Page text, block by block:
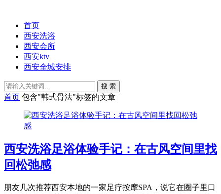
首页
西安洗浴
西安会所
西安ktv
西安全城安排
搜 索
首页 包含"韩式骨法"标签的文章
西安洗浴足浴体验手记：在古风空间里找
回松弛感
朋友几次推荐西安本地的一家足疗按摩SPA，说它在圈子里口